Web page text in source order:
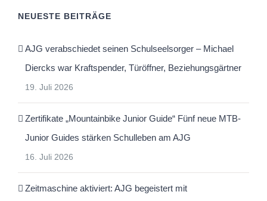
NEUESTE BEITRÄGE
AJG verabschiedet seinen Schulseelsorger – Michael
Diercks war Kraftspender, Türöffner, Beziehungsgärtner
19. Juli 2026
Zertifikate „Mountainbike Junior Guide“ Fünf neue MTB-
Junior Guides stärken Schulleben am AJG
16. Juli 2026
Zeitmaschine aktiviert: AJG begeistert mit